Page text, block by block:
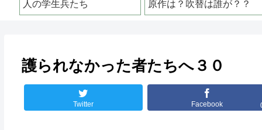
ら見る背景と史実
は？コン・ユ主演
護られなかった者たちへ３０
Twitter Facebook